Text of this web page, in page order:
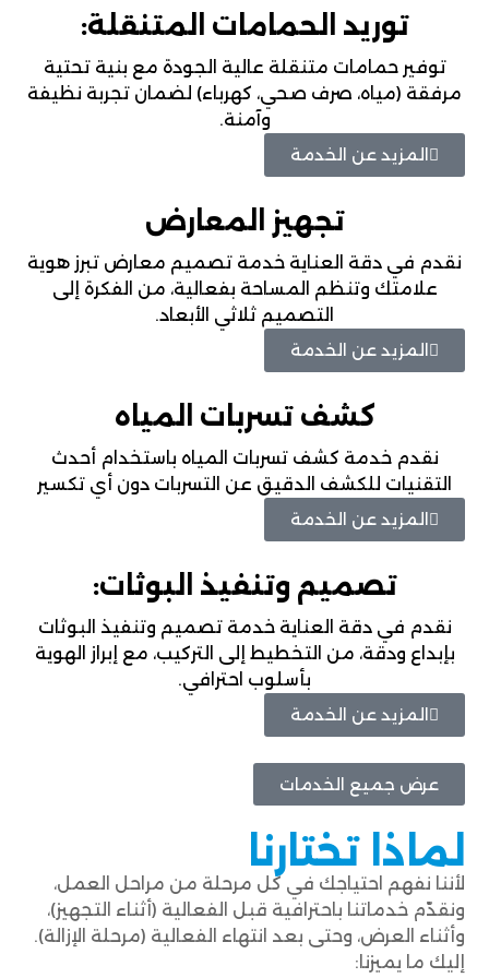
توريد الحمامات المتنقلة:
توفير حمامات متنقلة عالية الجودة مع بنية تحتية
مرفقة (مياه، صرف صحي، كهرباء) لضمان تجربة نظيفة
وآمنة.
المزيد عن الخدمة
تجهيز المعارض
نقدم في دقة العناية خدمة تصميم معارض تبرز هوية
علامتك وتنظم المساحة بفعالية، من الفكرة إلى
التصميم ثلاثي الأبعاد.
المزيد عن الخدمة
كشف تسربات المياه
نقدم خدمة كشف تسربات المياه باستخدام أحدث
التقنيات للكشف الدقيق عن التسربات دون أي تكسير
المزيد عن الخدمة
تصميم وتنفيذ البوثات:
نقدم في دقة العناية خدمة تصميم وتنفيذ البوثات
بإبداع ودقة، من التخطيط إلى التركيب، مع إبراز الهوية
بأسلوب احترافي.
المزيد عن الخدمة
عرض جميع الخدمات
لماذا تختارنا
لأننا نفهم احتياجك في كل مرحلة من مراحل العمل،
ونقدّم خدماتنا باحترافية قبل الفعالية (أثناء التجهيز)،
وأثناء العرض، وحتى بعد انتهاء الفعالية (مرحلة الإزالة).
إليك ما يميزنا: